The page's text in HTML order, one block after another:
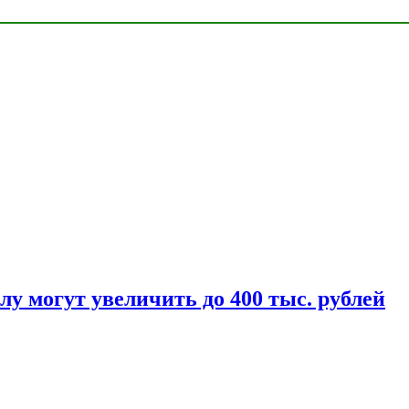
могут увеличить до 400 тыс. рублей